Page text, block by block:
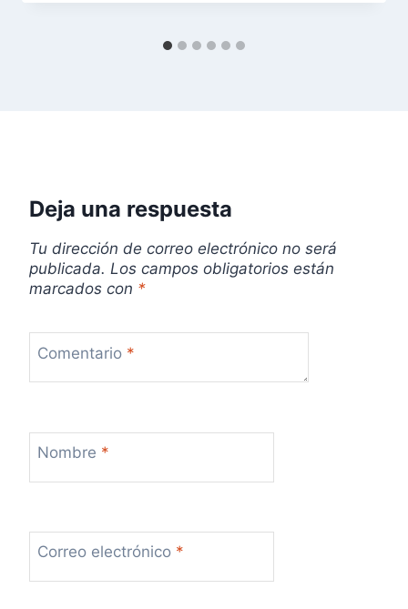
a
d
a
s
Deja una respuesta
Tu dirección de correo electrónico no será
publicada. Los campos obligatorios están
marcados con *
Comentario *
Nombre *
Correo electrónico *